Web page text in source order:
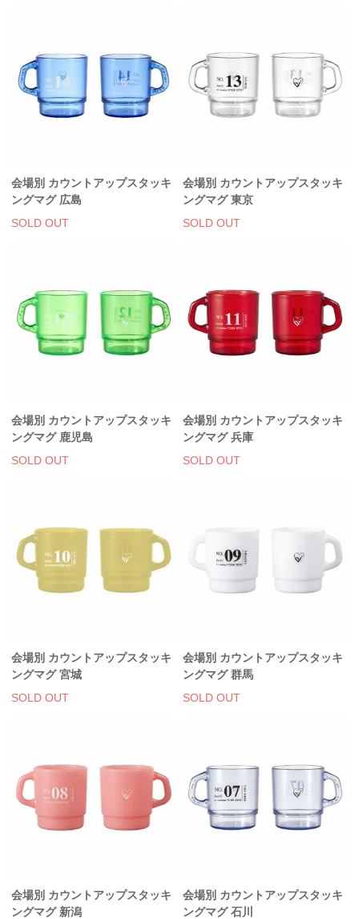
会場別 カウントアップスタッキ
ングマグ 広島
SOLD OUT
会場別 カウントアップスタッキ
ングマグ 東京
SOLD OUT
会場別 カウントアップスタッキ
ングマグ 鹿児島
SOLD OUT
会場別 カウントアップスタッキ
ングマグ 兵庫
SOLD OUT
会場別 カウントアップスタッキ
ングマグ 宮城
SOLD OUT
会場別 カウントアップスタッキ
ングマグ 群馬
SOLD OUT
会場別 カウントアップスタッキ
ングマグ 新潟
会場別 カウントアップスタッキ
ングマグ 石川